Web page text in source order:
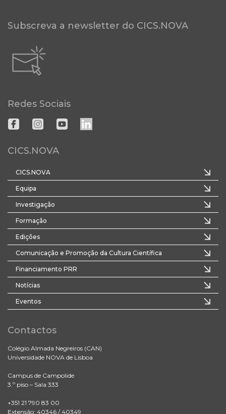
Subscreva a newsletter do CICS.NOVA
Redes Sociais
CICS.NOVA
CICS.NOVA
Equipa
Investigação
Formação
Edições
Comunicação e Promoção da Cultura Científica
Financiamento PRR
Notícias
Eventos
Contactos
Colégio Almada Negreiros (CAN)
Universidade NOVA de Lisboa
Campus de Campolide
3.º piso – Sala 333
+351 21 790 83 00
Extensão: 40346 / 40349